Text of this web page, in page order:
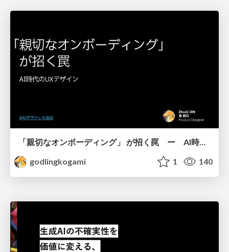
「親切なオンボーディング」 が招く罠 ー AI時代のUXデザイン
godlingkogami
1 140